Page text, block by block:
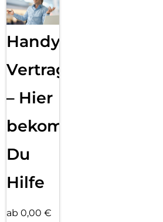
Handy
Vertragsabwicklung
– Hier
bekommst
Du
Hilfe
ab 0,00 €